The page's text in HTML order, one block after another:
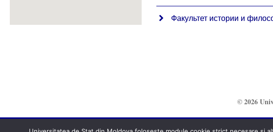
Факультет истории и
© 2026